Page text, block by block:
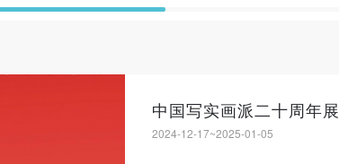
中国写实画派二十周年展
2024-12-17~2025-01-05